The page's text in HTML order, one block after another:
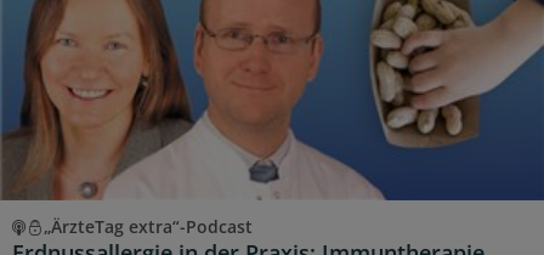
„ÄrzteTag extra“-Podcast